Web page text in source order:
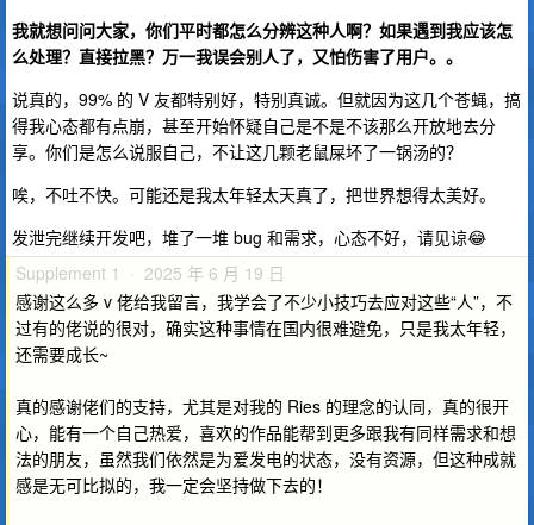
我就想问问大家，你们平时都怎么分辨这种人啊？如果遇到我应该怎
么处理？直接拉黑？万一我误会别人了，又怕伤害了用户。。
说真的，99% 的 V 友都特别好，特别真诚。但就因为这几个苍蝇，搞
得我心态都有点崩，甚至开始怀疑自己是不是不该那么开放地去分
享。你们是怎么说服自己，不让这几颗老鼠屎坏了一锅汤的？
唉，不吐不快。可能还是我太年轻太天真了，把世界想得太美好。
发泄完继续开发吧，堆了一堆 bug 和需求，心态不好，请见谅😂
Supplement 1 · 2025 年 6 月 19 日
感谢这么多 v 佬给我留言，我学会了不少小技巧去应对这些“人”，不
过有的佬说的很对，确实这种事情在国内很难避免，只是我太年轻，
还需要成长~
真的感谢佬们的支持，尤其是对我的 Ries 的理念的认同，真的很开
心，能有一个自己热爱，喜欢的作品能帮到更多跟我有同样需求和想
法的朋友，虽然我们依然是为爱发电的状态，没有资源，但这种成就
感是无可比拟的，我一定会坚持做下去的！